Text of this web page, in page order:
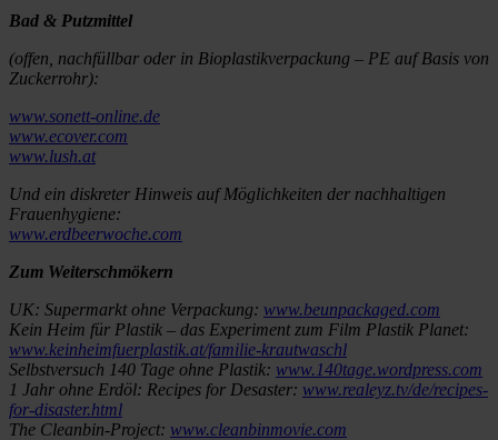
Bad & Putzmittel
(offen, nachfüllbar oder in Bioplastikverpackung – PE auf Basis von
Zuckerrohr):
www.sonett-online.de
www.ecover.com
www.lush.at
Und ein diskreter Hinweis auf Möglichkeiten der nachhaltigen
Frauenhygiene:
www.erdbeerwoche.com
Zum Weiterschmökern
UK: Supermarkt ohne Verpackung: www.beunpackaged.com
Kein Heim für Plastik – das Experiment zum Film Plastik Planet:
www.keinheimfuerplastik.at/familie-krautwaschl
Selbstversuch 140 Tage ohne Plastik: www.140tage.wordpress.com
1 Jahr ohne Erdöl: Recipes for Desaster: www.realeyz.tv/de/recipes-
for-disaster.html
The Cleanbin-Project: www.cleanbinmovie.com